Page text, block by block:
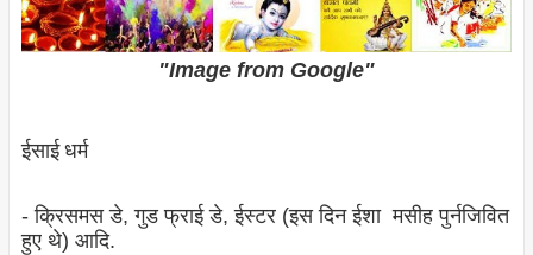
"Image from Google"
ईसाई धर्म
- क्रिसमस डे, गुड फ्राई डे, ईस्‍टर (इस दिन ईशा मसीह पुर्नजिवित
हुए थे) आदि.